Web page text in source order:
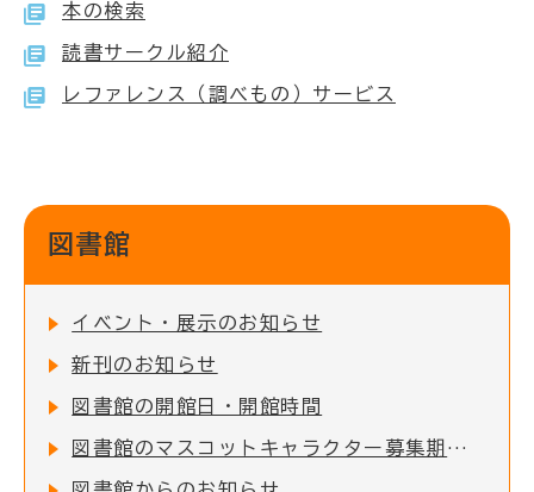
本の検索
読書サークル紹介
レファレンス（調べもの）サービス
図書館
イベント・展示のお知らせ
新刊のお知らせ
図書館の開館日・開館時間
図書館のマスコットキャラクター募集期間終了